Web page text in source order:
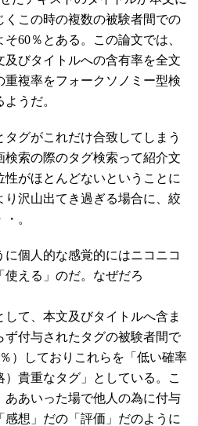
この時の複数の被験者間での
60％とある。この論文では、
及びタイトルへの含有率を全文
複率をフォークソノミー型検
うだ。
グがこれだけ合致してしまう
検索の際のタグ検索って紹介文
がほとんどないということに
沢山出てき過ぎる場合に、絞
。
個人的な感覚的にはニコニコ
える」のだ。なぜだろ
て、本文及びタイトルへ含ま
付与されたタグの被験者間で
）しておりこれらを「低い確率
貴重なタグ」としている。こ
ああいった場で他人の為に付与
感想」だの「評価」だのように